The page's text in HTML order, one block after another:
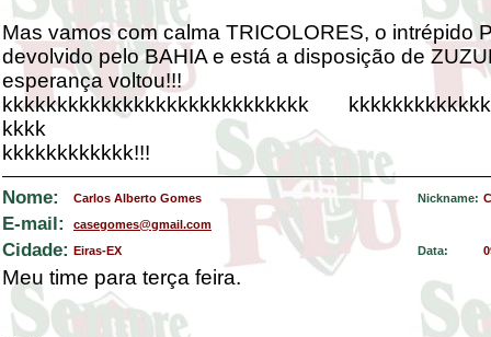
Mas vamos com calma TRICOLORES, o intrépido
devolvido pelo BAHIA e está a disposição de
esperança voltou!!!
kkkkkkkkkkkkkkkkkkkkkkkkkkkk
kkkk
kkkkkkkkkkkk!!!
Nome: Carlos Alberto Gomes Nickname:
E-mail: casegomes@gmail.com
Cidade: Eiras-EX Data:
Meu time para terça feira.